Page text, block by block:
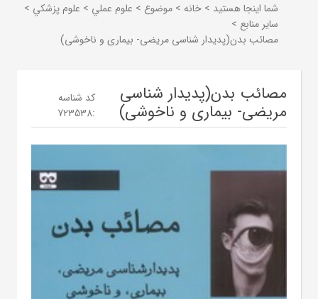
شما اینجا هستید > خانه > موضوع > علوم عملي > علوم پزشكي >
ساير منابع >
مصائب بدن(پدیدار شناسی مریضی- بیماری و ناخوشی)
مصائب بدن(پدیدار شناسی
مریضی- بیماری و ناخوشی)
کد شناسه
:
723538